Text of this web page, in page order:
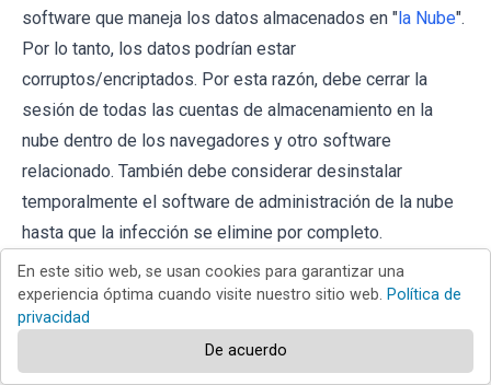
software que maneja los datos almacenados en " la Nube".
Por lo tanto, los datos podrían estar
corruptos/encriptados. Por esta razón, debe cerrar la
sesión de todas las cuentas de almacenamiento en la
nube dentro de los navegadores y otro software
relacionado. También debe considerar desinstalar
temporalmente el software de administración de la nube
hasta que la infección se elimine por completo.
Identificar la infección del ransomware:
Para manejar adecuadamente una infección, primero hay
que identificarla. Algunas infecciones de ransomware
En este sitio web, se usan cookies para garantizar una
experiencia óptima cuando visite nuestro sitio web. Política de
privacidad
De acuerdo